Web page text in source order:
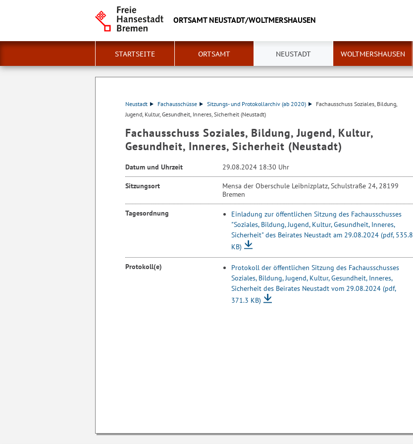
ORTSAMT NEUSTADT/WOLTMERSHAUSEN
STARTSEITE ORTSAMT NEUSTADT WOLTMERSHAUSEN
Neustadt Fachausschüsse Sitzungs- und Protokollarchiv (ab 2020)
Fachausschuss Soziales, Bildung,
Jugend, Kultur, Gesundheit, Inneres, Sicherheit (Neustadt)
Fachausschuss Soziales, Bildung, Jugend, Kultur,
Gesundheit, Inneres, Sicherheit (Neustadt)
Datum und Uhrzeit 29.08.2024 18:30 Uhr
Sitzungsort
Mensa der Oberschule Leibnizplatz, Schulstraße 24, 28199
Bremen
Tagesordnung
Einladung zur öffentlichen Sitzung des Fachausschusses
"Soziales, Bildung, Jugend, Kultur, Gesundheit, Inneres,
Sicherheit" des Beirates Neustadt am 29.08.2024 (pdf, 535.8
KB)
Protokoll(e)
Protokoll der öffentlichen Sitzung des Fachausschusses
Soziales, Bildung, Jugend, Kultur, Gesundheit, Inneres,
Sicherheit des Beirates Neustadt vom 29.08.2024 (pdf,
371.3 KB)